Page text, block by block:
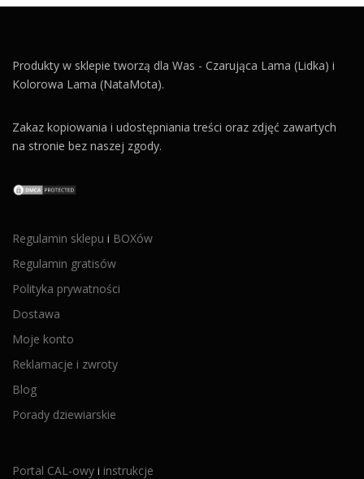
Produkty w sklepie tworzą dla Was - Czarująca Lama (Lidka) i
Kolorowa Lama (NataMota).
Zakaz kopiowania i udostępniania treści oraz zdjęć zawartych
na stronie bez naszej zgody.
Regulamin sklepu i BOXów
Regulamin gratisów
Polityka prywatności
Dostawa
Moje konto
Reklamacje i zwroty
Blog
Porady dziewiarskie
Portal CAL-owy i instrukcje